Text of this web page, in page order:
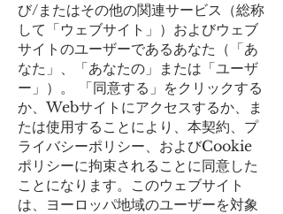
び/またはその他の関連サービス（総称
して「ウェブサイト」）およびウェブ
サイトのユーザーであるあなた（「あ
なた」、「あなたの」または「ユーザ
ー」）。 「同意する」をクリックする
か、Webサイトにアクセスするか、ま
たは使用することにより、本契約、プ
ライバシーポリシー、およびCookie
ポリシーに拘束されることに同意した
ことになります。このウェブサイト
は、ヨーロッパ地域のユーザーを対象